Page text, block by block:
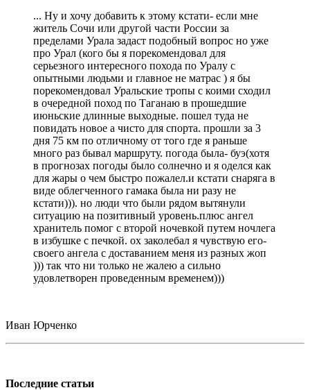
... Ну и хочу добавить к этому кстати- если мне
житель Сочи или другой части России за
пределами Урала задаст подобный вопрос но уже
про Урал (кого бы я порекомендовал для
серьезного интересного похода по Уралу с
опытными людьми и главное не матрас ) я бы
порекомендовал Уральские тропы с коими сходил
в очередной поход по Таганаю в прошедшие
июньские длинные выходные. пошел туда не
повидать новое а чисто для спорта. прошли за 3
дня 75 км по отличному от того где я раньше
много раз бывал маршруту. погода была- буэ(хотя
в прогнозах погоды было солнечно и я оделся как
для жары о чем быстро пожалел.и кстати снаряга в
виде облегченного гамака была ни разу не
кстати))). но люди что были рядом вытянули
ситуацию на позитивный уровень.плюс ангел
хранитель помог с второй ночевкой путем ночлега
в избушке с печкой. ох заколебал я чувствую его-
своего ангела с доставанием меня из разных жоп
))) так что ни только не жалею а сильно
удовлетворен проведенным временем)))
Иван Юрченко
Последние статьи